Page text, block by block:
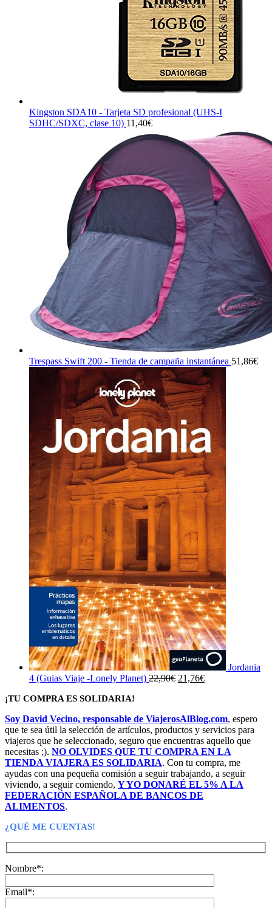
Kingston SDA10 - Tarjeta SD profesional (UHS-I
SDHC/SDXC, clase 10) 11,40€
Trespass Swift 200 - Tienda de campaña instantánea 51,86€
Jordania
4 (Guias Viaje -Lonely Planet) 22,90€ El
22,90€.
21,76€El
21,76€.
¡TU COMPRA ES SOLIDARIA!
Soy David Vecino, responsable de ViajerosAlBlog.com, espero
que te sea útil la selección de artículos, productos y servicios para
viajeros que he seleccionado, seguro que encuentras aquello que
necesitas ;). NO OLVIDES QUE TU COMPRA EN LA
TIENDA VIAJERA ES SOLIDARIA. Con tu compra, me
ayudas con una pequeña comisión a seguir trabajando, a seguir
viviendo, a seguir comiendo, Y YO DONARÉ EL 5% A LA
FEDERACIÓN ESPAÑOLA DE BANCOS DE
ALIMENTOS.
¿QUÉ ME CUENTAS!
Nombre*:
Email*: